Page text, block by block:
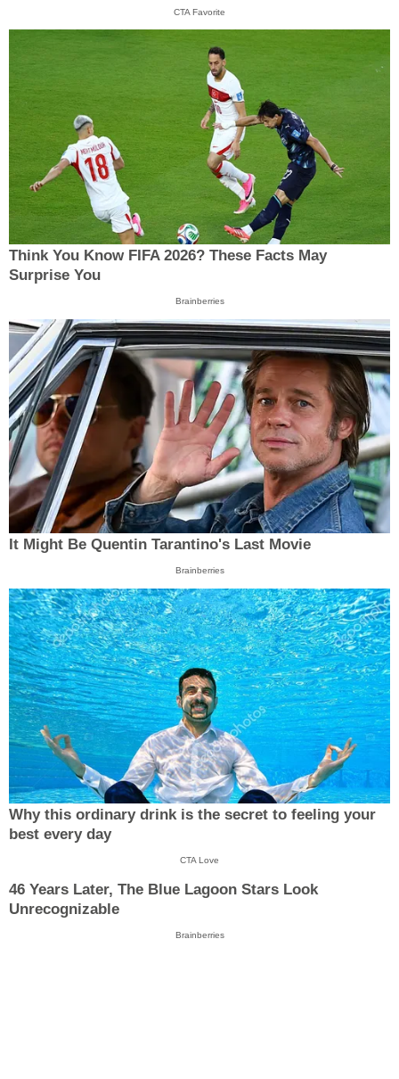
CTA Favorite
Think You Know FIFA 2026? These Facts May
Surprise You
Brainberries
It Might Be Quentin Tarantino's Last Movie
Brainberries
Why this ordinary drink is the secret to feeling your
best every day
CTA Love
46 Years Later, The Blue Lagoon Stars Look
Unrecognizable
Brainberries